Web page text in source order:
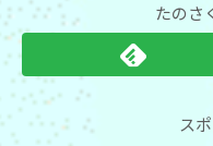
たのさ
ス